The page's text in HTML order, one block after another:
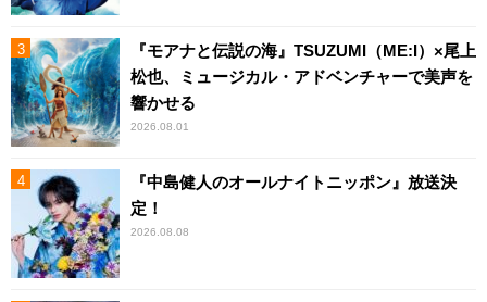
『モアナと伝説の海』TSUZUMI（ME:I）×尾上
松也、ミュージカル・アドベンチャーで美声を
響かせる
2026.08.01
『中島健人のオールナイトニッポン』放送決
定！
2026.08.08